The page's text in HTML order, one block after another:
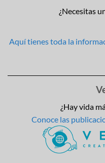
¿Necesitas
Aquí tienes toda la
¿Hay vida
Conoce las